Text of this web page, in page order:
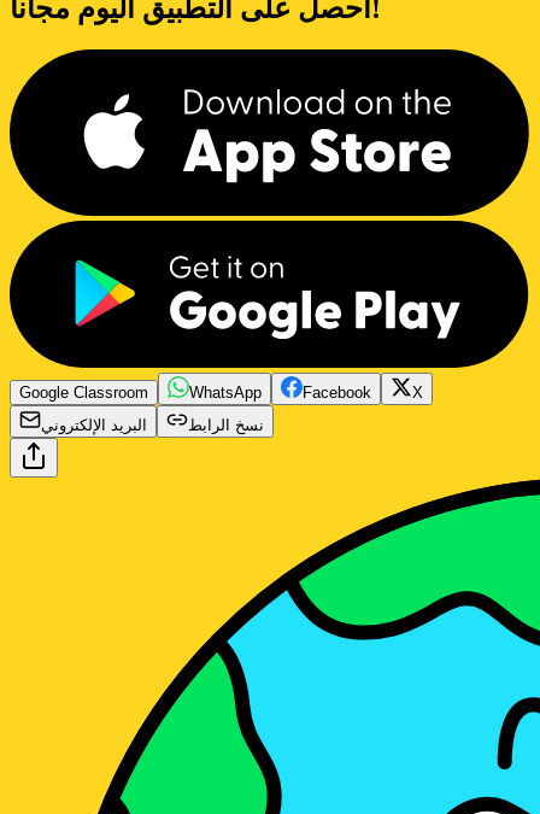
احصل على التطبيق اليوم مجاناً!
Google Classroom WhatsApp Facebook
X
البريد الإلكتروني
نسخ الرابط